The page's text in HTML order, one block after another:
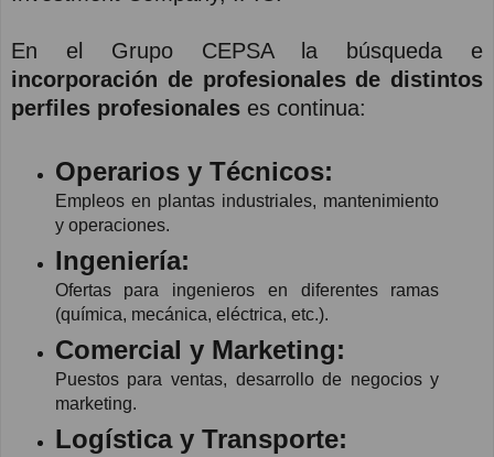
En el Grupo CEPSA la búsqueda e
incorporación de profesionales de distintos
perfiles profesionales es continua:
Operarios y Técnicos:
Empleos en plantas industriales, mantenimiento
y operaciones.
Ingeniería:
Ofertas para ingenieros en diferentes ramas
(química, mecánica, eléctrica, etc.).
Comercial y Marketing:
Puestos para ventas, desarrollo de negocios y
marketing.
Logística y Transporte: